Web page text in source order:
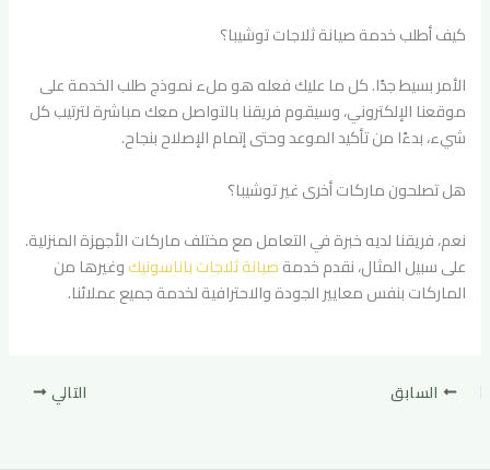
كيف أطلب خدمة صيانة ثلاجات توشيبا؟
الأمر بسيط جدًا. كل ما عليك فعله هو ملء نموذج طلب الخدمة على
موقعنا الإلكتروني، وسيقوم فريقنا بالتواصل معك مباشرة لترتيب كل
شيء، بدءًا من تأكيد الموعد وحتى إتمام الإصلاح بنجاح.
هل تصلحون ماركات أخرى غير توشيبا؟
نعم، فريقنا لديه خبرة في التعامل مع مختلف ماركات الأجهزة المنزلية.
على سبيل المثال، نقدم خدمةصيانة ثلاجات باناسونيكوغيرها من
الماركات بنفس معايير الجودة والاحترافية لخدمة جميع عملائنا.
السابق التالي